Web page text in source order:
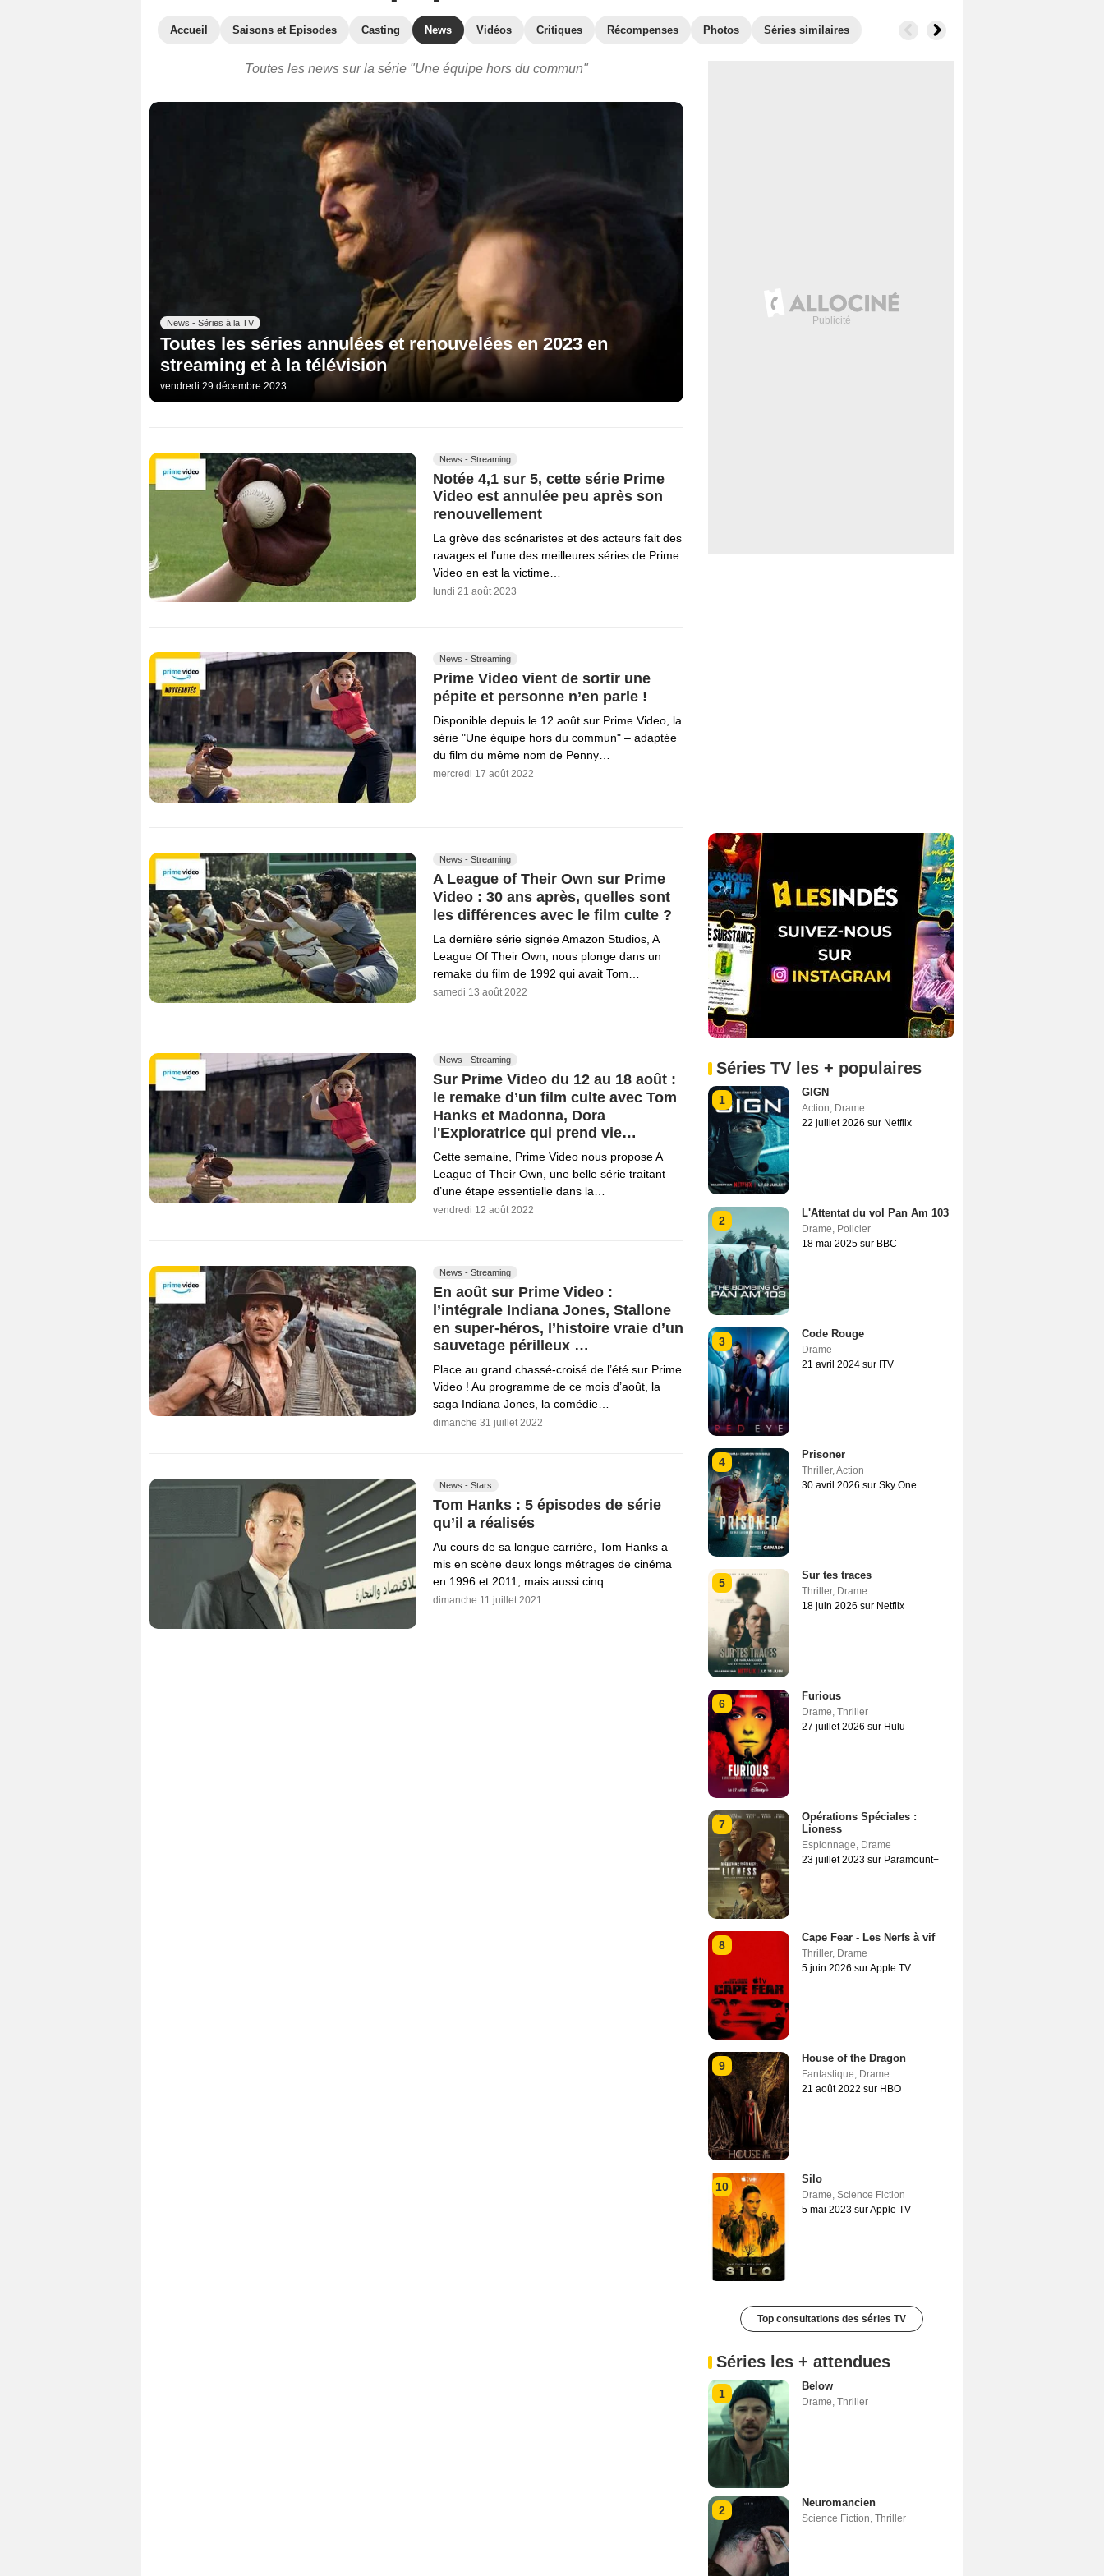
Accueil Saisons et Episodes Casting News Vidéos Critiques Récompenses Photos Séries similaires
Toutes les news sur la série "Une équipe hors du commun"
News - Séries à la TV
Toutes les séries annulées et renouvelées en 2023 en
streaming et à la télévision
vendredi 29 décembre 2023
News - Streaming
Notée 4,1 sur 5, cette série Prime
Video est annulée peu après son
renouvellement
La grève des scénaristes et des acteurs fait des
ravages et l’une des meilleures séries de Prime
Video en est la victime…
lundi 21 août 2023
News - Streaming
Prime Video vient de sortir une
pépite et personne n’en parle !
Disponible depuis le 12 août sur Prime Video, la
série "Une équipe hors du commun" – adaptée
du film du même nom de Penny…
mercredi 17 août 2022
News - Streaming
A League of Their Own sur Prime
Video : 30 ans après, quelles sont
les différences avec le film culte ?
La dernière série signée Amazon Studios, A
League Of Their Own, nous plonge dans un
remake du film de 1992 qui avait Tom…
samedi 13 août 2022
News - Streaming
Sur Prime Video du 12 au 18 août :
le remake d’un film culte avec Tom
Hanks et Madonna, Dora
l'Exploratrice qui prend vie…
Cette semaine, Prime Video nous propose A
League of Their Own, une belle série traitant
d’une étape essentielle dans la…
vendredi 12 août 2022
News - Streaming
En août sur Prime Video :
l’intégrale Indiana Jones, Stallone
en super-héros, l’histoire vraie d’un
sauvetage périlleux …
Place au grand chassé-croisé de l’été sur Prime
Video ! Au programme de ce mois d’août, la
saga Indiana Jones, la comédie…
dimanche 31 juillet 2022
News - Stars
Tom Hanks : 5 épisodes de série
qu’il a réalisés
Au cours de sa longue carrière, Tom Hanks a
mis en scène deux longs métrages de cinéma
en 1996 et 2011, mais aussi cinq…
dimanche 11 juillet 2021
Séries TV les + populaires
1
GIGN
Action, Drame
22 juillet 2026 sur Netflix
2
L'Attentat du vol Pan Am 103
Drame, Policier
18 mai 2025 sur BBC
3
Code Rouge
Drame
21 avril 2024 sur ITV
4
Prisoner
Thriller,Action
30 avril 2026 sur Sky One
5
Sur tes traces
Thriller, Drame
18 juin 2026 sur Netflix
6
Furious
Drame, Thriller
27 juillet 2026 sur Hulu
7
Opérations Spéciales :
Lioness
Espionnage, Drame
23 juillet 2023 sur Paramount+
8
Cape Fear - Les Nerfs à vif
Thriller, Drame
5 juin 2026 sur Apple TV
9
House of the Dragon
Fantastique, Drame
21 août 2022 sur HBO
10
Silo
Drame, Science Fiction
5 mai 2023 sur Apple TV
Top consultations des séries TV
Séries les + attendues
1
Below
Drame, Thriller
2
Neuromancien
Science Fiction, Thriller